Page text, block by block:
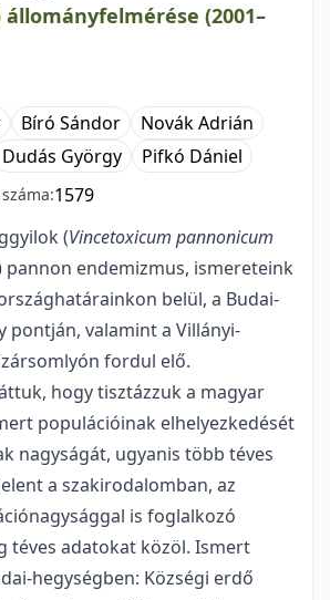
(2001–
Bíró Sándor
Novák Adrián
Dudás György Pifkó Dániel
1579
(Vincetoxicum pannonicum
pannon endemiz­mus, ismereteink
belül, a Budai-
pontján, valamint a Villányi-
fordul elő.
hogy tisztázzuk a magyar
populációinak elhelyezkedését
nagyságát, ugyanis több téves
a szakirodalomban, az
is foglalkozó
téves adatokat közöl. Ismert
hegységben: Községi erdő